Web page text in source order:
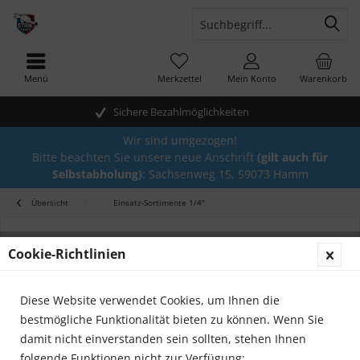
Sichere Bezahlmöglichkeiten
Warenkorb
Merkzettel Mein Konto
Menü
Wir sind umgezogen!
Bitte beachten Sie unsere neue Anschrift (gilt auch für
Selbstabholung): Sachsenweg 15, 59073 Hamm
Übersicht Einsatz-Sortimente 1/4"
Cookie-Richtlinien
Diese Website verwendet Cookies, um Ihnen die
bestmögliche Funktionalität bieten zu können. Wenn Sie
damit nicht einverstanden sein sollten, stehen Ihnen